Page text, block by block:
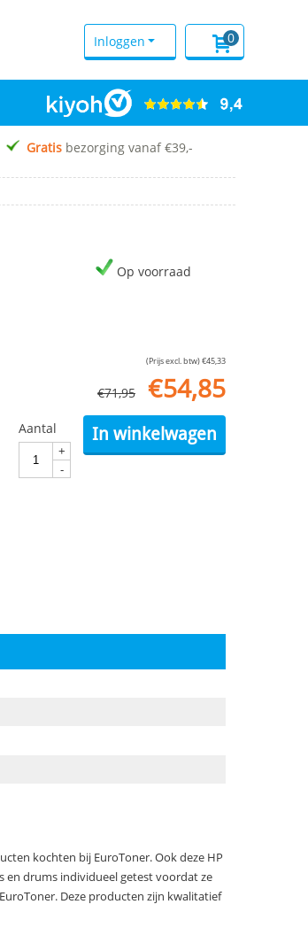
0
Inloggen
Gratis bezorging vanaf €39,-
Op voorraad
(Prijs excl. btw)€45,33
€71,95 €54,85
Aantal
+
-
In winkelwagen
kochten bij EuroToner. Ook deze HP
en drums individueel getest voordat ze
Deze producten zijn kwalitatief